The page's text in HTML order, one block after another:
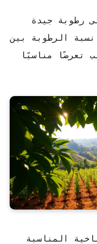
رطوبة جيدة
الرطوبة بين
تعرضًا مناسبًا
المناسبة